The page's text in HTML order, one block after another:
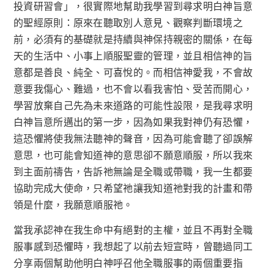
投資研習會」，很實際地幫助我學習到尋求明白神旨意
的聖經原則：原來在聽取別人意見、觀察判斷環境之
前，必須有的基礎就是持續與神保持親密的關係，在每
天的生活中、小事上順服聖靈的管理，並且相信神的旨
意都是善良、純全、可喜悅的。而相信神愛我，不會故
意要我傷心、難過，也不會以看我害怕、受苦而開心，
學習放棄自己先為未來道路的可能性設限，是我尋求明
白神旨意所邁出的第一步，因為如果我對神仍有恐懼，
這恐懼將使我無法聽神的聲音，因為可能會聽了卻誤解
意思，也可能會知道神的意思卻不願意順服，所以我來
到主面前禱告，告訴祂無論是全職或帶職，我一生都要
協助完成大使命，只希望祂讓我知道祂對我的計畫和帶
領是什麼，我願意順服祂。
當我承認神在我生命中有絕對的主權，並且不再對全職
服事感到恐懼時，我想起了以前去短宣時，曾聽過同工
分享兩個幫助他明白神呼召他全職服事的兩個重要指